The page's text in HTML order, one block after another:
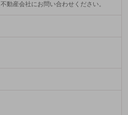
動産会社にお問い合わせください。